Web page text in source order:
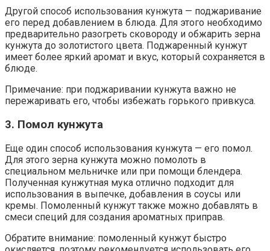
Другой способ использования кунжута — поджаривание
его перед добавлением в блюда. Для этого необходимо
предварительно разогреть сковороду и обжарить зерна
кунжута до золотистого цвета. Поджаренный кунжут
имеет более яркий аромат и вкус, который сохраняется в
блюде.
Примечание: при поджаривании кунжута важно не
пережаривать его, чтобы избежать горького привкуса.
3. Помол кунжута
Еще один способ использования кунжута — его помол.
Для этого зерна кунжута можно помолоть в
специальном мельничке или при помощи блендера.
Полученная кунжутная мука отлично подходит для
использования в выпечке, добавления в соусы или
кремы. Помоленный кунжут также можно добавлять в
смеси специй для создания ароматных приправ.
Обратите внимание: помоленный кунжут быстро